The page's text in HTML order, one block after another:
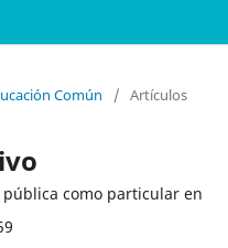
Común
/ Artículos
como particular en